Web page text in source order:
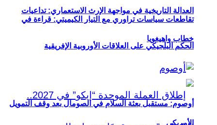
العدالة التاريخية في مواجهة الإرث الاستعماري: تداعيات
الحكم البلجيكي على العلاقات الأوروبية الإفريقية
تقاطعات سياسات تراوري مع التيار الكيميتي: قراءة في
خطاب واهيغويا
أوصوم: مستقبل بعثة السلام في الصومال بعد وقف التمويل
الأمريكي